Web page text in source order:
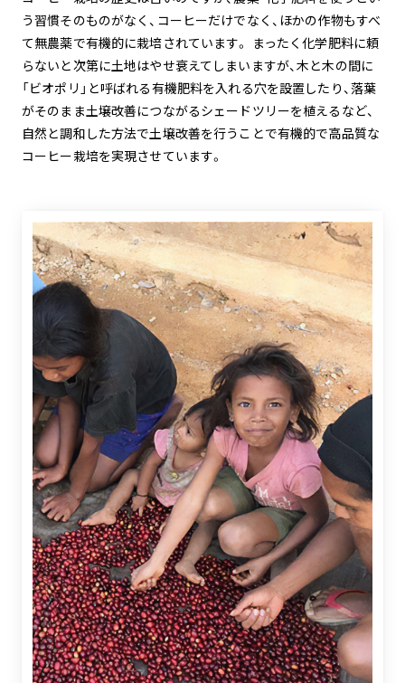
う習慣そのものがなく、コーヒーだけでなく、ほかの作物もすべ
て無農薬で有機的に栽培されています。 まったく化学肥料に頼
らないと次第に土地はやせ衰えてしまいますが、木と木の間に
「ビオポリ」と呼ばれる有機肥料を入れる穴を設置したり、落葉
がそのまま土壌改善につながるシェードツリーを植えるなど、
自然と調和した方法で土壌改善を行うことで有機的で高品質な
コーヒー栽培を実現させています。